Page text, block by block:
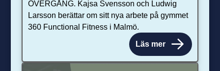
ÖVERGÅNG. Kajsa Svensson och Ludwig
Larsson berättar om sitt nya arbete på gymmet
360 Functional Fitness i Malmö.
Läs mer